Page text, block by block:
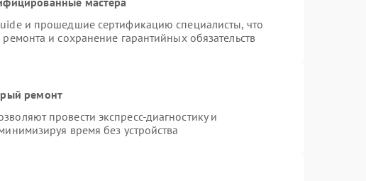
и прошедшие сертификацию специалисты, что
и сохранение гарантийных обязательств
ремонт
провести экспресс-диагностику и
время без устройства